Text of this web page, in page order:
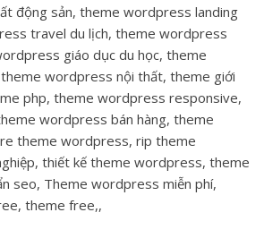
động sản, theme wordpress landing
travel du lịch, theme wordpress
giáo dục du học, theme
wordpress nội thất, theme giới
php, theme wordpress responsive,
wordpress bán hàng, theme
theme wordpress, rip theme
thiết kế theme wordpress, theme
seo, Theme wordpress miễn phí,
theme free,,